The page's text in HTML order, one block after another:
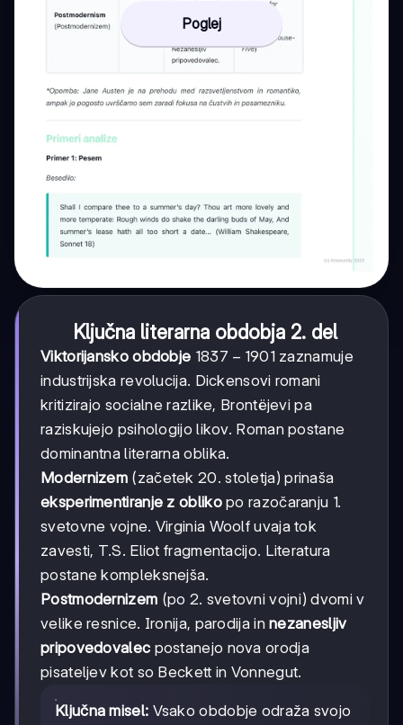
Poglej
Ključna literarna obdobja 2. del
Viktorijansko obdobje 1837-
1901
1837 − 1901zaznamuje
industrijska revolucija. Dickensovi romani
kritizirajo socialne razlike, Brontëjevi pa
raziskujejo psihologijo likov. Roman postane
dominantna literarna oblika.
Modernizem (začetek 20. stoletja) prinaša
eksperimentiranje z oblikopo razočaranju 1.
svetovne vojne. Virginia Woolf uvaja tok
zavesti, T.S. Eliot fragmentacijo. Literatura
postane kompleksnejša.
Postmodernizem (po 2. svetovni vojni) dvomi v
velike resnice. Ironija, parodija innezanesljiv
pripovedovalec postanejo nova orodja
pisateljev kot so Beckett in Vonnegut.
Ključna misel: Vsako obdobje odraža svojo